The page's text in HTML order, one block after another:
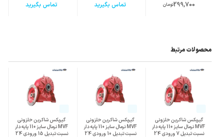
299,700تومان تماس بگیرید تماس بگیرید
محصولات مرتبط
گیربکس شاکرین حلزونی
MVF نرمال سایز 110 پایه دار
نسبت تبدیل 7 ورودی 24
گیربکس شاکرین حلزونی
MVF نرمال سایز 110 پایه دار
نسبت تبدیل 10 ورودی 24
گیربکس شاکرین حلزونی
MVF نرمال سایز 110 پایه دار
نسبت تبدیل 15 ورودی 24